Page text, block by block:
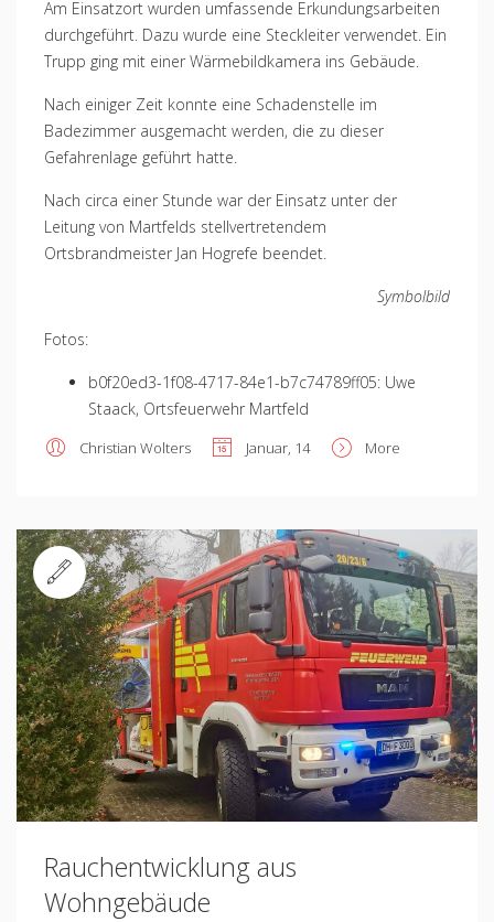
Am Einsatzort wurden umfassende Erkundungsarbeiten
durchgeführt. Dazu wurde eine Steckleiter verwendet. Ein
Trupp ging mit einer Wärmebildkamera ins Gebäude.
Nach einiger Zeit konnte eine Schadenstelle im
Badezimmer ausgemacht werden, die zu dieser
Gefahrenlage geführt hatte.
Nach circa einer Stunde war der Einsatz unter der
Leitung von Martfelds stellvertretendem
Ortsbrandmeister Jan Hogrefe beendet.
Symbolbild
Fotos:
b0f20ed3-1f08-4717-84e1-b7c74789ff05: Uwe
Staack, Ortsfeuerwehr Martfeld
Christian Wolters Januar, 14 More
Standard
Rauchentwicklung aus
Wohngebäude